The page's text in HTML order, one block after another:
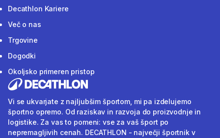
Decathlon Kariere
Več o nas
Trgovine
Dogodki
Okoljsko primeren pristop
Vi se ukvarjate z najljubšim športom, mi pa izdelujemo
športno opremo. Od raziskav in razvoja do proizvodnje in
logistike. Za vas to pomeni: vse za vaš šport po
nepremagljivih cenah. DECATHLON - največji športnik v